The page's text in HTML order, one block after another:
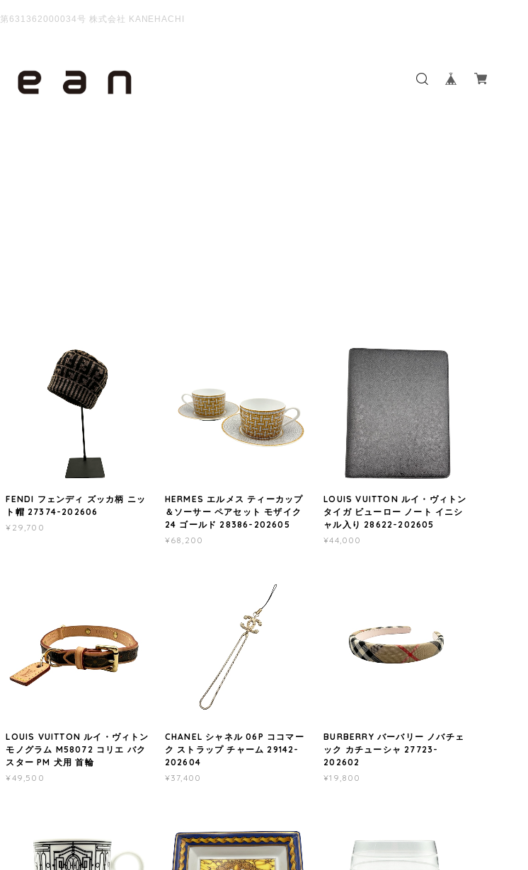
631362000034号 株式会社 KANEHACHI
FENDI フェンディ ズッカ柄 ニッ
ト帽 27374-202606
¥29,700
HERMES エルメス ティーカップ
＆ソーサー ペアセット モザイク
24 ゴールド 28386-202605
¥68,200
LOUIS VUITTON ルイ・ヴィトン
タイガ ビューロー ノート イニシ
ャル入り 28622-202605
¥44,000
LOUIS VUITTON ルイ・ヴィトン
モノグラム M58072 コリエ バク
スター PM 犬用 首輪
¥49,500
CHANEL シャネル 06P ココマー
ク ストラップ チャーム 29142-
202604
¥37,400
BURBERRY バーバリー ノバチェ
ック カチューシャ 27723-
202602
¥19,800